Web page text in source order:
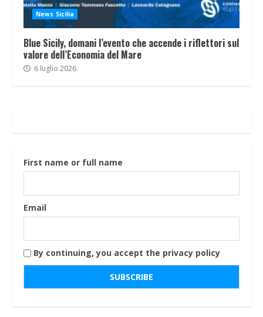
News Sicilia
Blue Sicily, domani l’evento che accende i riflettori sul
valore dell’Economia del Mare
6 luglio 2026
First name or full name
Email
By continuing, you accept the privacy policy